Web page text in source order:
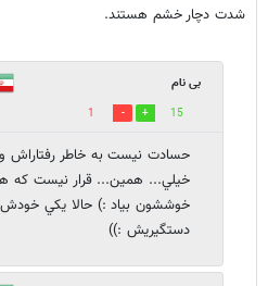
شدت دچار خشم هستند.
بی نام
15
1
حسادت نيست به خاطر رفتاراش
خيلي... همين... قرار نيست
خوششون بياد :) حالا يكي
دستگيريش :))